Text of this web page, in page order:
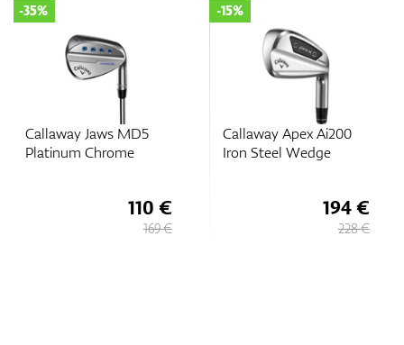
Callaway Jaws MD5
Platinum Chrome
-35%
110 €
169 €
Callaway Apex Ai200
Iron Steel Wedge
-15%
194 €
228 €